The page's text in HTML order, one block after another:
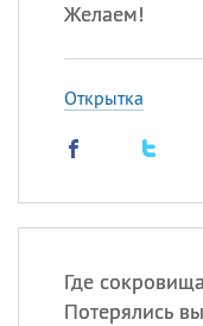
Желаем!
Открытка
Где
Потерялись